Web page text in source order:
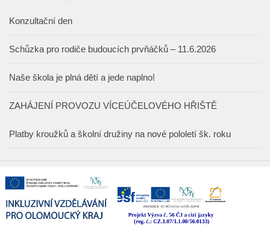
Konzultační den
Schůzka pro rodiče budoucích prvňáčků – 11.6.2026
Naše škola je plná dětí a jede naplno!
ZAHÁJENÍ PROVOZU VÍCEÚČELOVÉHO HŘIŠTĚ
Platby kroužků a školní družiny na nové pololetí šk. roku